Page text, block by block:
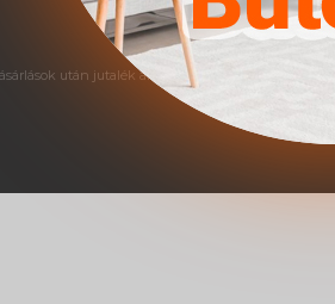
után jutalék alapú elszámolás történik.